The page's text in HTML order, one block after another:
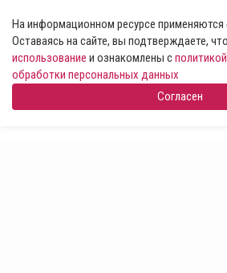
На информационном ресурсе
Оставаясь на сайте, вы подтверждаете, что
использование и ознакомлены с
обработки персональных данных
Согласен